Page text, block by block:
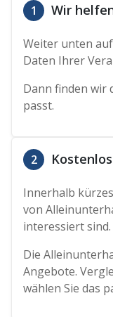
1 Wir
Weiter unten
Daten Ihrer
Dann finden wir
passt.
2
Innerhalb
von
interessiert sind.
Die
Angebote.
wählen Sie das